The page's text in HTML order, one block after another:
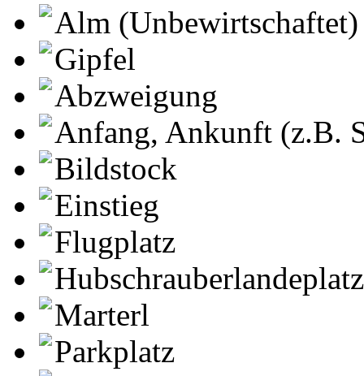
Alm (Unbewirtschaftet)
Gipfel
Abzweigung
Anfang, Ankunft (z.B.
Bildstock
Einstieg
Flugplatz
Hubschrauberlandeplatz
Marterl
Parkplatz